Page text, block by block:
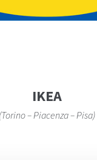
IKEA
(Torino – Piacenza – Pisa)